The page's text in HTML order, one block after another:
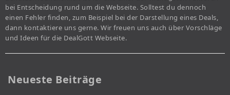
bei Entscheidung rund um die Webseite. Solltest du dennoch
einen Fehler finden, zum Beispiel bei der Darstellung eines Deals,
dann kontaktiere uns gerne. Wir freuen uns auch über Vorschläge
und Ideen für die DealGott Webseite.
Neueste Beiträge